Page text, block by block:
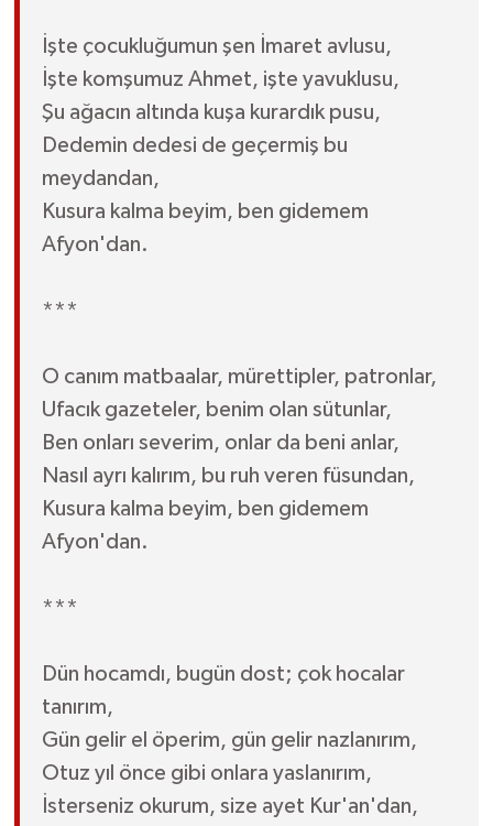
İşte çocukluğumun şen İmaret avlusu,
İşte komşumuz Ahmet, işte yavuklusu,
Şu ağacın altında kuşa kurardık pusu,
Dedemin dedesi de geçermiş bu
meydandan,
Kusura kalma beyim, ben gidemem
Afyon'dan.
***
O canım matbaalar, mürettipler, patronlar,
Ufacık gazeteler, benim olan sütunlar,
Ben onları severim, onlar da beni anlar,
Nasıl ayrı kalırım, bu ruh veren füsundan,
Kusura kalma beyim, ben gidemem
Afyon'dan.
***
Dün hocamdı, bugün dost; çok hocalar
tanırım,
Gün gelir el öperim, gün gelir nazlanırım,
Otuz yıl önce gibi onlara yaslanırım,
İsterseniz okurum, size ayet Kur'an'dan,